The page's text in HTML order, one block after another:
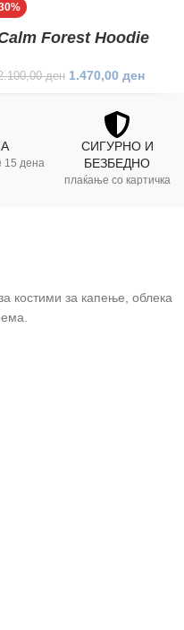
Forest Hoodie
ден 1.470,00 ден
15 дена
СИГУРНО И
БЕЗБЕДНО
плаќање со картичка
костими за капење, облека